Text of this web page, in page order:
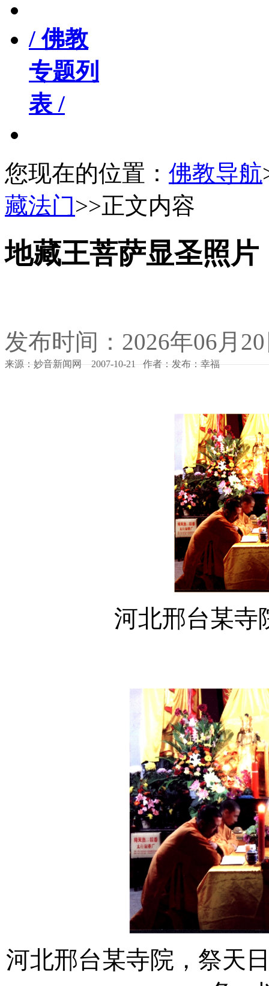
/ 佛教
专题列
表 /
您现在的位置： 佛教导航
藏法门>>正文内容
地藏王菩萨显圣照片
发布时间：2026年06月
来源：妙音新闻网 2007-10-21 作者：发布：幸福
河北邢台某寺
河北邢台某寺院，祭天